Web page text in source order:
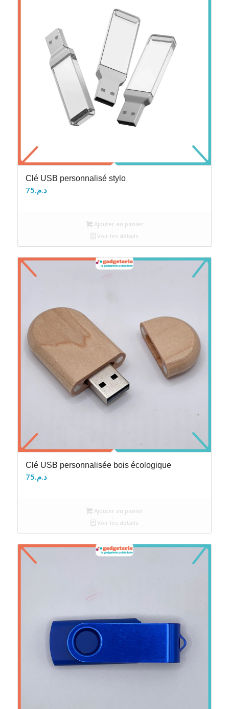
Clé USB personnalisé stylo
د.م.75
Ajouter au panier
Voir les détails
Clé USB personnalisée bois écologique
د.م.75
Ajouter au panier
Voir les détails